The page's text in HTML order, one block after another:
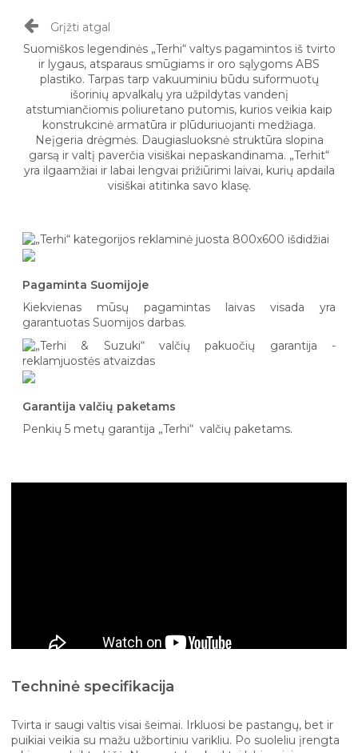
Grįžti atgal
Suomiškos legendinės „Terhi“ valtys pagamintos iš tvirto
ir lygaus, atsparaus smūgiams ir oro sąlygoms ABS
plastiko. Tarpas tarp vakuuminiu būdu suformuotų
išorinių apvalkalų yra užpildytas vandenį
atstumiančiomis poliuretano putomis, kurios veikia kaip
konstrukcinė armatūra ir plūduriuojanti medžiaga.
Neįgeria drėgmės. Daugiasluoksnė struktūra slopina
garsą ir valtį paverčia visiškai nepaskandinama. „Terhit“
yra ilgaamžiai ir labai lengvai prižiūrimi laivai, kurių apdaila
visiškai atitinka savo klasę.
Pagaminta Suomijoje
Kiekvienas mūsų pagamintas laivas visada yra
garantuotas Suomijos darbas.
Garantija valčių paketams
Penkių 5 metų garantija „Terhi“ valčių paketams.
Techninė specifikacija
Tvirta ir saugi valtis visai šeimai. Irkluosi be pastangų, bet ir
puikiai veikia su mažu užbortiniu varikliu. Po suoleliu įrengta